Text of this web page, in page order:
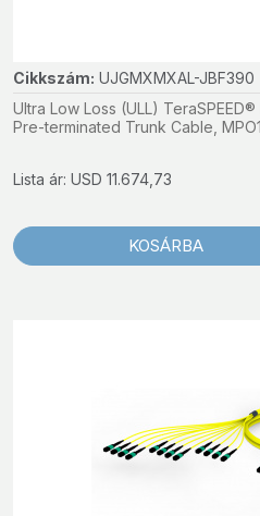
Cikkszám: UJGMXMXAL-JBF390
Ultra Low Loss (ULL)
Pre-terminated Trunk Cable,
Lista ár: USD 11.674,73
KOSÁRBA